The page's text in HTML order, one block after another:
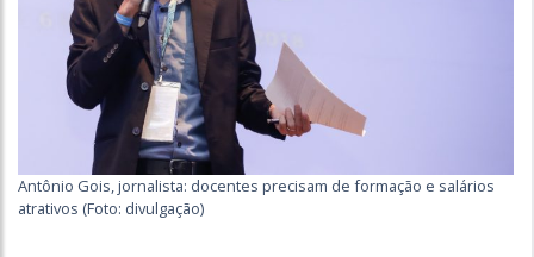
Antônio Gois, jornalista: docentes precisam de formação e salários
atrativos (Foto: divulgação)